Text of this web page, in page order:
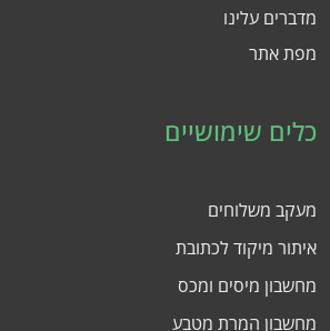
מדברים עלינו
מפת אתר
כלים שימושיים
מעקב משלוחים
איתור מיקוד לכתובת
מחשבון מיסים ומכס
מחשבון המרת מטבע